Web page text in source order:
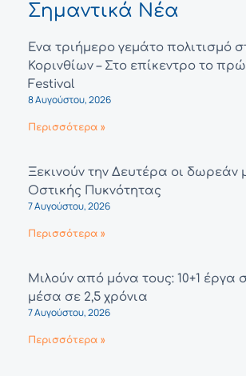
Σημαντικά Νέα
Ένα τριήμερο γεμάτο πολιτισμό
Κορινθίων – Στο επίκεντρο το
Festival
8 Αυγούστου, 2026
Περισσότερα »
Ξεκινούν την Δευτέρα οι δωρεάν
Οστικής Πυκνότητας
7 Αυγούστου, 2026
Περισσότερα »
Μιλούν από μόνα τους: 10+1 έργα
μέσα σε 2,5 χρόνια
7 Αυγούστου, 2026
Περισσότερα »